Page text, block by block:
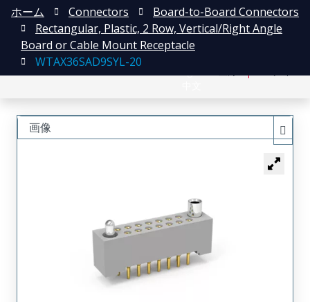
ホーム Connectors
Board-to-Board Connectors
Rectangular, Plastic, 2 Row, Vertical/Right Angle
Board or Cable Mount Receptacle
WTAX36SAD9SYL-20
画像